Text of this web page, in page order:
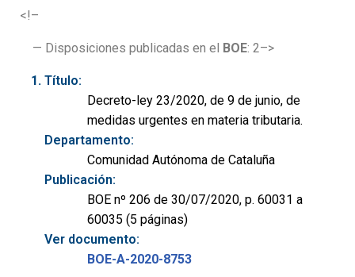
<!–
— Disposiciones publicadas en el BOE: 2–>
Título:
Decreto-ley 23/2020, de 9 de junio, de
medidas urgentes en materia tributaria.
Departamento:
Comunidad Autónoma de Cataluña
Publicación:
BOE nº 206 de 30/07/2020, p. 60031 a
60035 (5 páginas)
Ver documento:
BOE-A-2020-8753